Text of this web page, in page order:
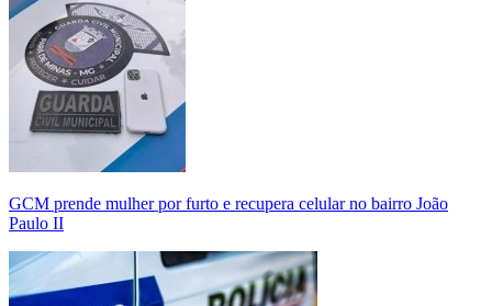
GCM prende mulher por furto e recupera celular no bairro João
Paulo II